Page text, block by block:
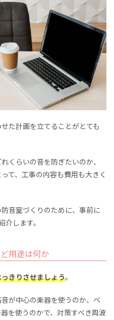
た計画を立てることがとても
くらいの音を防ぎたいのか、
て、工事の内容も費用も大きく
音室づくりのために、事前に
します。
用途は何か
きりさせましょう。
が中心の楽器を使うのか、ベ
を使うのかで、対策すべき周波